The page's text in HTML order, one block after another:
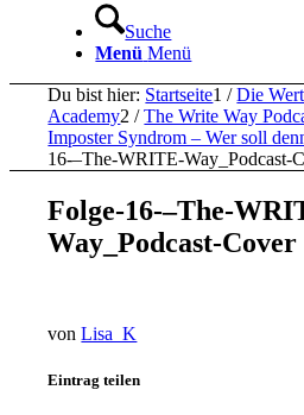
Suche
Menü Menü
Du bist hier: Startseite1 / Die
Academy2 / The Write Way
Imposter Syndrom – Wer soll
16-–The-WRITE-Way_Podcast-
Folge-16-–The-
Way_Podcast-Cover
vonLisa_K
Eintrag teilen